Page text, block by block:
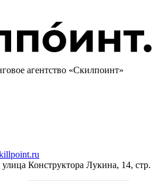
агентство «Скилпоинт»
улица Конструктора Лукина, 14, стр.